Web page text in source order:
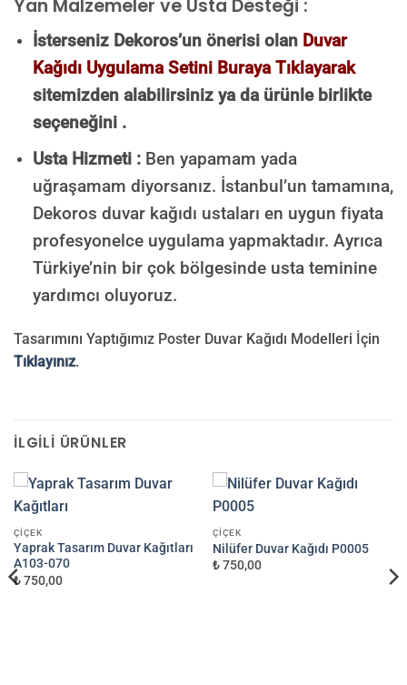
Yan Malzemeler ve Usta Desteği :
İsterseniz Dekoros’un önerisi olan Duvar
Kağıdı Uygulama Setini Buraya Tıklayarak
sitemizden alabilirsiniz ya da ürünle birlikte
seçeneğini .
Usta Hizmeti :Ben yapamam yada
uğraşamam diyorsanız. İstanbul’un tamamına,
Dekoros duvar kağıdı ustaları en uygun fiyata
profesyonelce uygulama yapmaktadır. Ayrıca
Türkiye’nin bir çok bölgesinde usta teminine
yardımcı oluyoruz.
Tasarımını Yaptığımız Poster Duvar Kağıdı Modelleri İçin
Tıklayınız.
İLGILI ÜRÜNLER
ÇIÇEK
Yaprak Tasarım Duvar Kağıtları
A103-070
₺ 750,00
ÇIÇEK
Nilüfer Duvar Kağıdı P0005
₺ 750,00